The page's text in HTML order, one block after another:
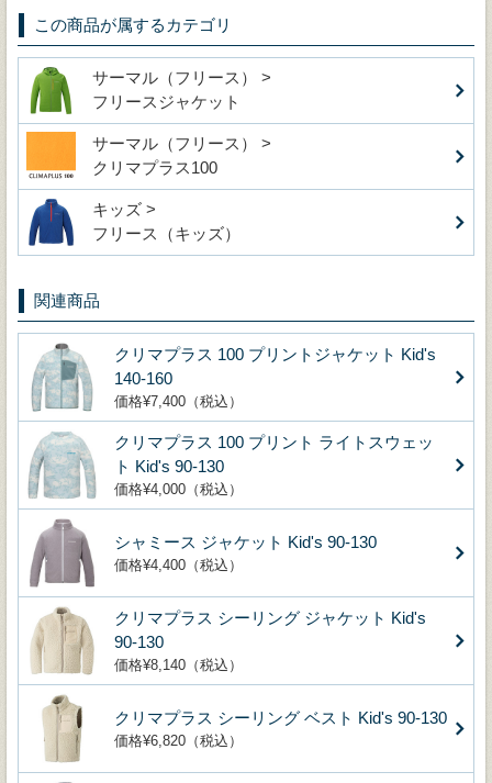
この商品が属するカテゴリ
サーマル（フリース） >
フリースジャケット
サーマル（フリース） >
クリマプラス100
キッズ >
フリース（キッズ）
関連商品
クリマプラス 100 プリントジャケット Kid's
140-160
価格¥7,400（税込）
クリマプラス 100 プリント ライトスウェッ
ト Kid's 90-130
価格¥4,000（税込）
シャミース ジャケット Kid's 90-130
価格¥4,400（税込）
クリマプラス シーリング ジャケット Kid's
90-130
価格¥8,140（税込）
クリマプラス シーリング ベスト Kid's 90-130
価格¥6,820（税込）